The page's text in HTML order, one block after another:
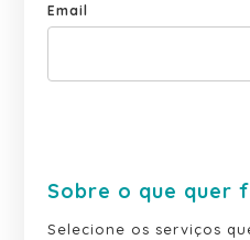
Email
Sobre o que quer
Selecione os serviços